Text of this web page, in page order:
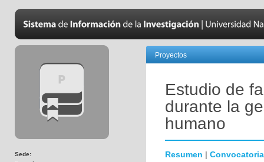
Sede:
Proyectos
Estudio de
durante la
humano
Resumen | Convocatoria